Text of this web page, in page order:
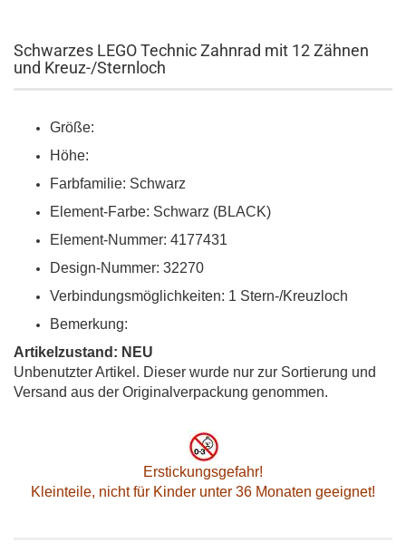
Schwarzes LEGO Technic Zahnrad mit 12 Zähnen
und Kreuz-/Sternloch
Größe:
Höhe:
Farbfamilie: Schwarz
Element-Farbe: Schwarz (BLACK)
Element-Nummer: 4177431
Design-Nummer: 32270
Verbindungsmöglichkeiten: 1 Stern-/Kreuzloch
Bemerkung:
Artikelzustand: NEU
Unbenutzter Artikel. Dieser wurde nur zur Sortierung und
Versand aus der Originalverpackung genommen.
Erstickungsgefahr!
Kleinteile, nicht für Kinder unter 36 Monaten geeignet!